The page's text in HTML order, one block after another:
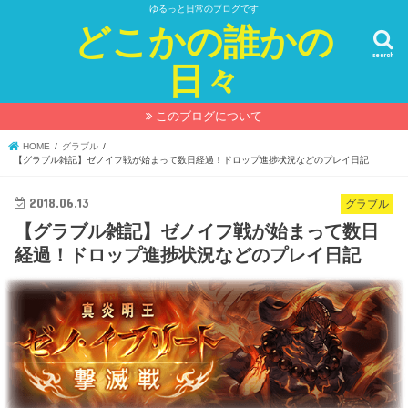
ゆるっと日常のブログです
どこかの誰かの
日々
search
このブログについて
HOME
グラブル
【グラブル雑記】ゼノイフ戦が始まって数日経過！ドロップ進捗状況などのプレイ日記
グラブル
2018.06.13
【グラブル雑記】ゼノイフ戦が始まって数日
経過！ドロップ進捗状況などのプレイ日記